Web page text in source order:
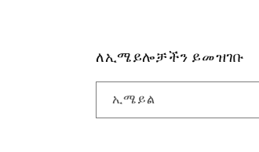
ለኢሜይሎቻችን ይመዝገቡ
ኢሜይል